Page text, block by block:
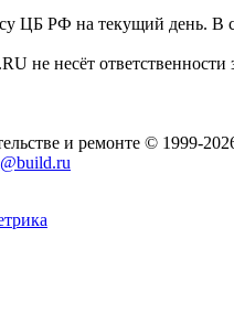
ЦБ РФ на текущий день. В
не несёт
и ремонте © 1999-